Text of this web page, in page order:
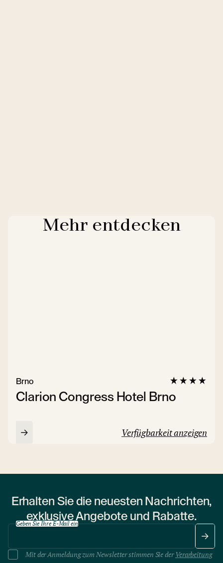
Mehr entdecken
Clarion Congress Hotel Brno
Brno
Verfügbarkeit anzeigen
Erhalten Sie die neuesten Nachrichten,
exklusive Angebote und Rabatte.
Geben Sie Ihre E-Mail ein
Mit der Anmeldung zum Newsletter stimmen Sie derVerarbeitung